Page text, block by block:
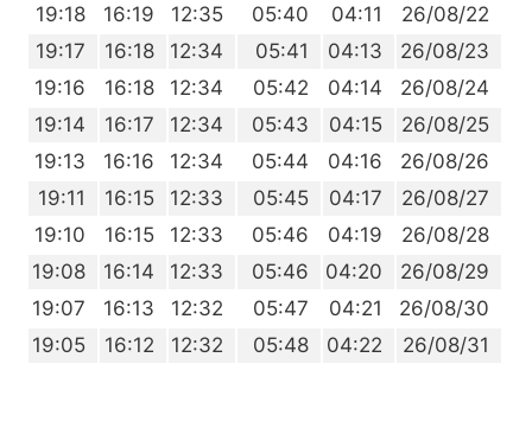
26/08/22
04:11
05:40
12:35
16:19
19:18
26/08/23
04:13
05:41
12:34
16:18
19:17
26/08/24
04:14
05:42
12:34
16:18
19:16
26/08/25
04:15
05:43
12:34
16:17
19:14
26/08/26
04:16
05:44
12:34
16:16
19:13
26/08/27
04:17
05:45
12:33
16:15
19:11
26/08/28
04:19
05:46
12:33
16:15
19:10
26/08/29
04:20
05:46
12:33
16:14
19:08
26/08/30
04:21
05:47
12:32
16:13
19:07
26/08/31
04:22
05:48
12:32
16:12
19:05